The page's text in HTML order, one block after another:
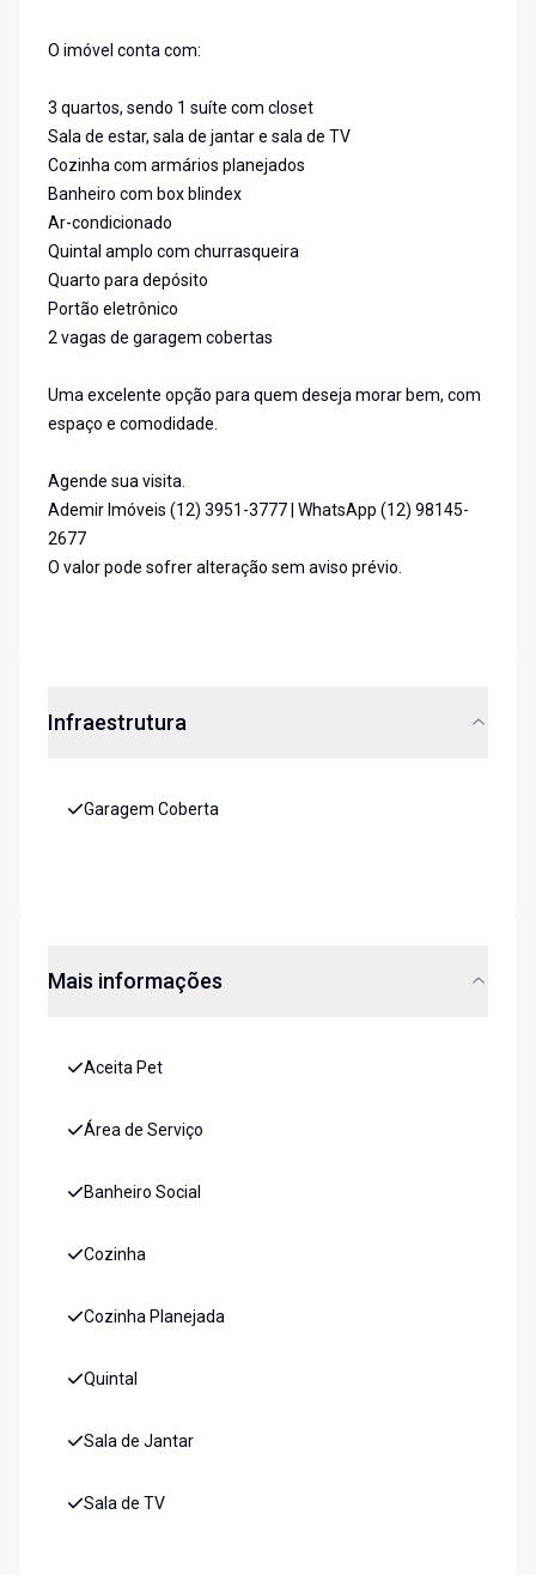
O imóvel conta com:
3 quartos, sendo 1 suíte com closet
Sala de estar, sala de jantar e sala de TV
Cozinha com armários planejados
Banheiro com box blindex
Ar-condicionado
Quintal amplo com churrasqueira
Quarto para depósito
Portão eletrônico
2 vagas de garagem cobertas
Uma excelente opção para quem deseja morar bem, com
espaço e comodidade.
Agende sua visita.
Ademir Imóveis (12) 3951-3777 | WhatsApp (12) 98145-
2677
O valor pode sofrer alteração sem aviso prévio.
Infraestrutura
Garagem Coberta
Mais informações
Aceita Pet
Área de Serviço
Banheiro Social
Cozinha
Cozinha Planejada
Quintal
Sala de Jantar
Sala de TV